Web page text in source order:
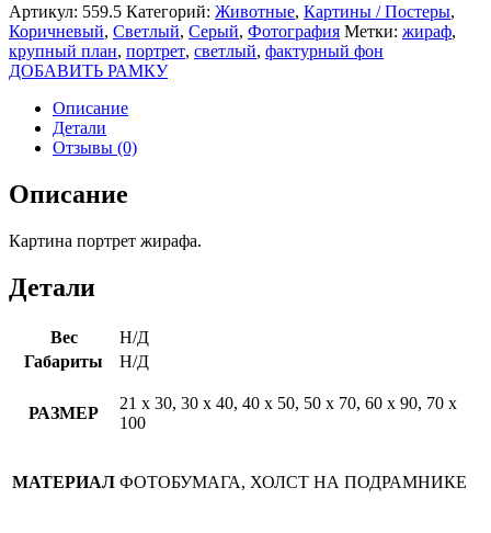
Артикул: 559.5 Категорий: Животные, Картины / Постеры,
Коричневый, Светлый, Серый, Фотография Метки: жираф,
крупный план, портрет, светлый, фактурный фон
ДОБАВИТЬ РАМКУ
Описание
Детали
Отзывы (0)
Описание
Картина портрет жирафа.
Детали
Вес
Н/Д
Габариты
Н/Д
РАЗМЕР
21 х 30, 30 х 40, 40 х 50, 50 х 70, 60 х 90, 70 х
100
МАТЕРИАЛ ФОТОБУМАГА, ХОЛСТ НА ПОДРАМНИКЕ